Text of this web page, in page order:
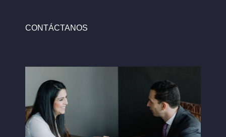
CONTÁCTANOS